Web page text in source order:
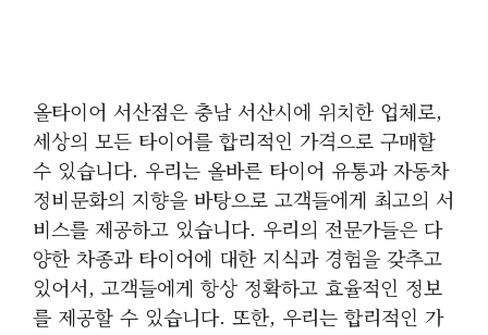
올타이어 서산점은 충남 서산시에 위치한 업체로,
세상의 모든 타이어를 합리적인 가격으로 구매할
수 있습니다. 우리는 올바른 타이어 유통과 자동차
정비문화의 지향을 바탕으로 고객들에게 최고의 서
비스를 제공하고 있습니다. 우리의 전문가들은 다
양한 차종과 타이어에 대한 지식과 경험을 갖추고
있어서, 고객들에게 항상 정확하고 효율적인 정보
를 제공할 수 있습니다. 또한, 우리는 합리적인 가